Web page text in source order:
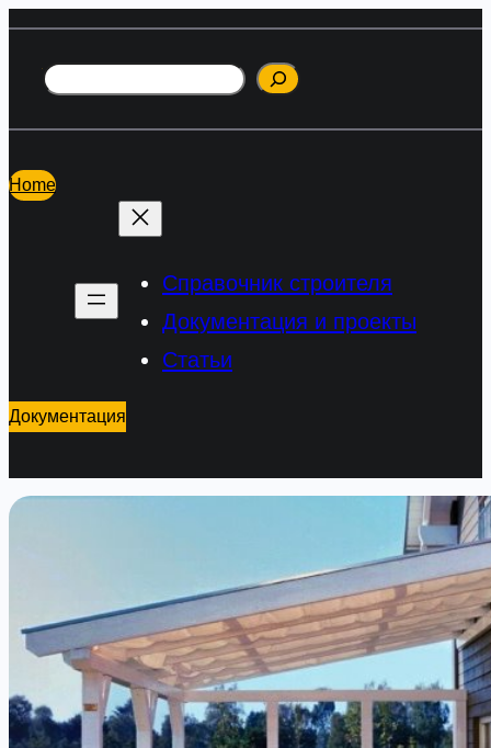
содержимому
Поиск
Home
Справочник строителя
Документация и проекты
Статьи
Документация